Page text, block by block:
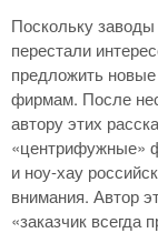
Поскольку
перестали
предложить
фирмам. После
автору этих
«центрифужные»
и ноу-хау
внимания. Автор
«заказчик всегда